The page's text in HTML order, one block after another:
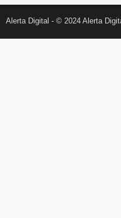
Alerta Digital - © 2024 Alerta